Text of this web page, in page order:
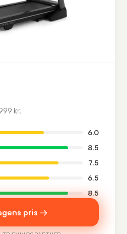
kr.
6.0
8.5
7.5
6.5
8.5
pris →